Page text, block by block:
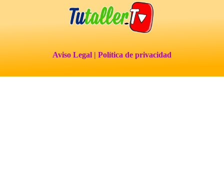
Aviso Legal | Política de privacidad